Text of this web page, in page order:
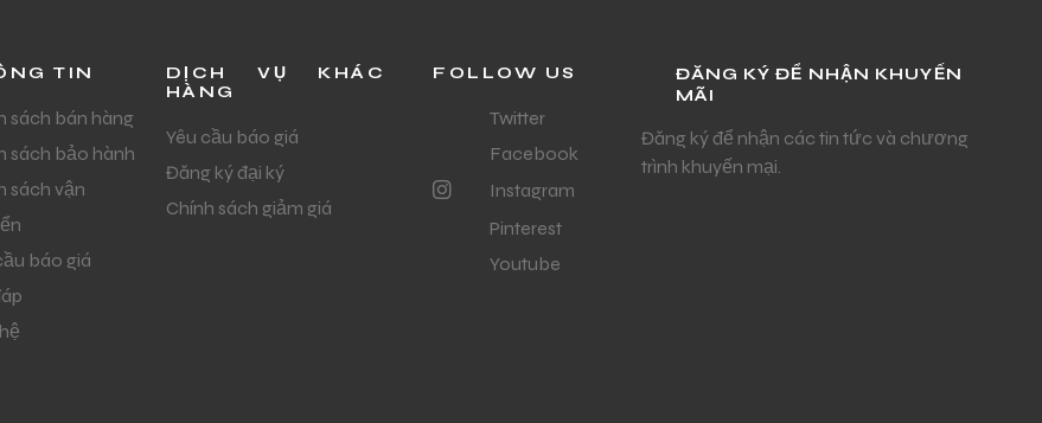
TIN
sách bán hàng
sách bảo hành
sách vận
báo giá
DỊCH VỤ KHÁC
HÀNG
Yêu cầu báo giá
Đăng ký đại ký
Chính sách giảm giá
FOLLOW US
Twitter
Facebook
Instagram
Pinterest
Youtube
ĐĂNG KÝ ĐỂ NHẬN KHUYẾN
MÃI
Đăng ký để nhận các tin tức và chương
trình khuyến mại.